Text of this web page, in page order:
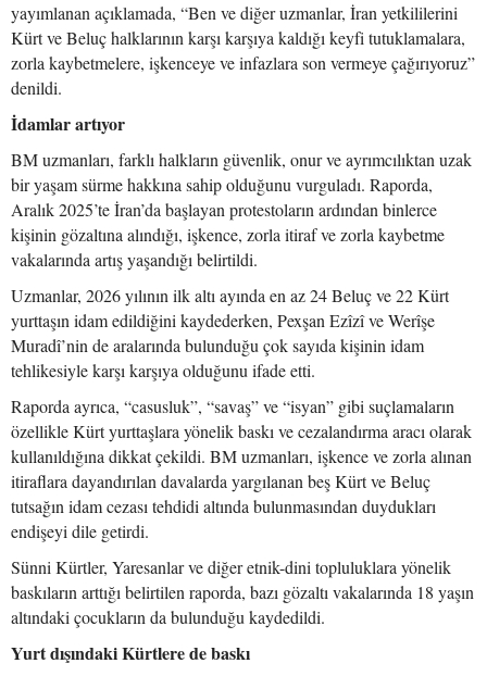
yayımlanan açıklamada, “Ben ve diğer uzmanlar, İran yetkililerini
Kürt ve Beluç halklarının karşı karşıya kaldığı keyfi tutuklamalara,
zorla kaybetmelere, işkenceye ve infazlara son vermeye çağırıyoruz”
denildi.
İdamlar artıyor
BM uzmanları, farklı halkların güvenlik, onur ve ayrımcılıktan uzak
bir yaşam sürme hakkına sahip olduğunu vurguladı. Raporda,
Aralık 2025’te İran’da başlayan protestoların ardından binlerce
kişinin gözaltına alındığı, işkence, zorla itiraf ve zorla kaybetme
vakalarında artış yaşandığı belirtildi.
Uzmanlar, 2026 yılının ilk altı ayında en az 24 Beluç ve 22 Kürt
yurttaşın idam edildiğini kaydederken, Pexşan Ezîzî ve Werîşe
Muradî’nin de aralarında bulunduğu çok sayıda kişinin idam
tehlikesiyle karşı karşıya olduğunu ifade etti.
Raporda ayrıca, “casusluk”, “savaş” ve “isyan” gibi suçlamaların
özellikle Kürt yurttaşlara yönelik baskı ve cezalandırma aracı olarak
kullanıldığına dikkat çekildi. BM uzmanları, işkence ve zorla alınan
itiraflara dayandırılan davalarda yargılanan beş Kürt ve Beluç
tutsağın idam cezası tehdidi altında bulunmasından duydukları
endişeyi dile getirdi.
Sünni Kürtler, Yaresanlar ve diğer etnik-dini topluluklara yönelik
baskıların arttığı belirtilen raporda, bazı gözaltı vakalarında 18 yaşın
altındaki çocukların da bulunduğu kaydedildi.
Yurt dışındaki Kürtlere de baskı